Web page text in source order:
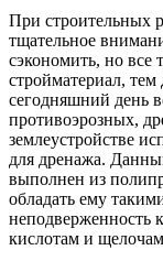
При строительных
тщательное
сэкономить, но все
стройматериал,
сегодняшний день
противоэрозных,
землеустройстве
для дренажа.
выполнен из
обладать ему
неподверженность
кислотам и